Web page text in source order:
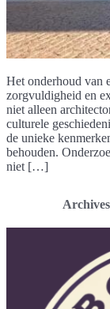
Het onderhoud van
zorgvuldigheid en
niet alleen
culturele
de unieke
behouden.
niet […]